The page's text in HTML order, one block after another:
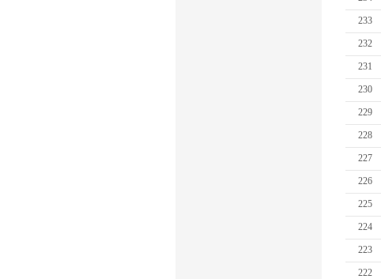
233
232
231
230
229
228
227
226
225
224
223
222